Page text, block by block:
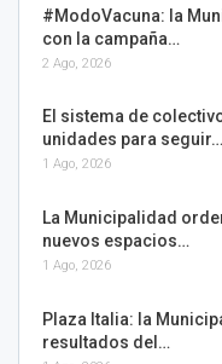
#ModoVacuna: la
con la campaña…
2 Ago, 2026
El sistema de
unidades para seguir…
1 Ago, 2026
La Municipalidad
nuevos espacios…
1 Ago, 2026
Plaza Italia: la
resultados del…